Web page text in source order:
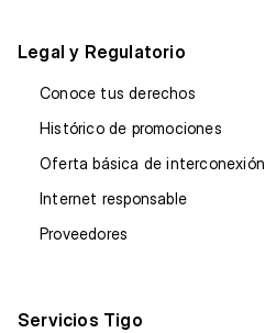
Legal y Regulatorio
Conoce tus derechos
Histórico de promociones
Oferta básica de interconexión
Internet responsable
Proveedores
Servicios Tigo